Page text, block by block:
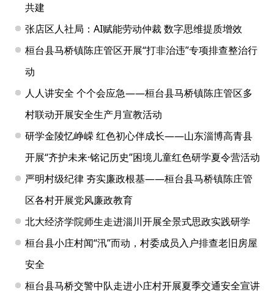
共建
张店区人社局：AI赋能劳动仲裁 数字思维提质增效
桓台县马桥镇陈庄管区开展“打非治违”专项排查整治行
动
人人讲安全 个个会应急——桓台县马桥镇陈庄管区多
村联动开展安全生产月宣教活动
研学金陵忆峥嵘 红色初心伴成长——山东淄博高青县
开展“齐护未来·铭记历史”困境儿童红色研学夏令营活动
严明村级纪律 夯实廉政根基——桓台县马桥镇陈庄管
区各村开展党风廉政教育
北大经济学院师生走进淄川开展全景式思政实践研学
桓台县小庄村闻“汛”而动，村委成员入户排查老旧房屋
安全
桓台县马桥交警中队走进小庄村开展夏季交通安全宣讲